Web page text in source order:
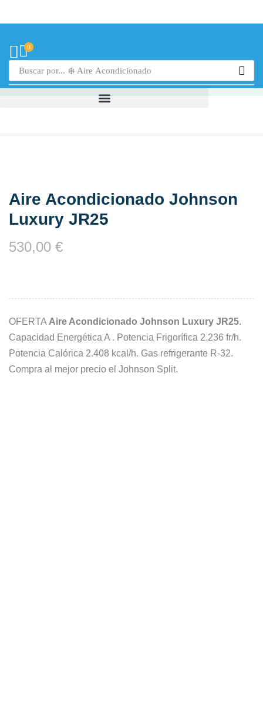
0
Buscar por... ❄️ Aire Acondicionado
Aire Acondicionado Johnson
Luxury JR25
530,00 €
OFERTA Aire Acondicionado Johnson Luxury JR25.
Capacidad Energética A . Potencia Frigorífica 2.236 fr/h.
Potencia Calórica 2.408 kcal/h. Gas refrigerante R-32.
Compra al mejor precio el Johnson Split.